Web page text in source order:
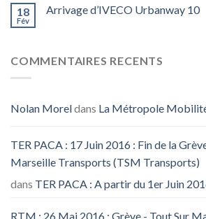
18
Fév
Arrivage d’IVECO Urbanway 10
COMMENTAIRES RECENTS
Nolan Moreldans La Métropole
TER PACA : 17 Juin 2016 : Fin de la
Marseille Transports (TSM Transports)
dans TER PACA : A partir du 1er Juin
RTM : 26 Mai 2016 : Grève - Tout Sur